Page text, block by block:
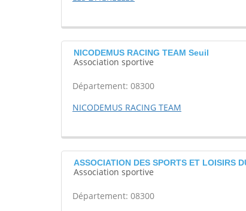
NICODEMUS RACING TEAM Seuil
Association sportive
Département: 08300
NICODEMUS RACING TEAM
ASSOCIATION DES SPORTS ET LOISIRS
Association sportive
Département: 08300